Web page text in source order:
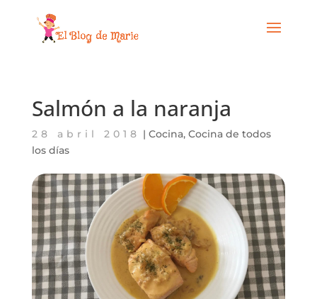
Salmón a la naranja
28 abril 2018 | Cocina, Cocina de todos
los días